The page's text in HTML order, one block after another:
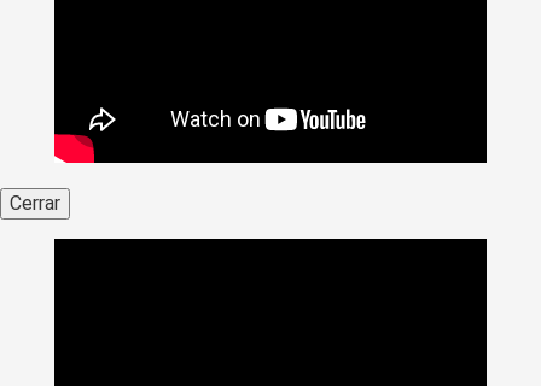
Cerrar